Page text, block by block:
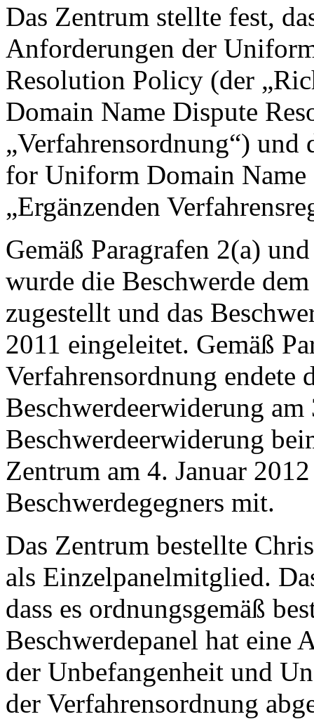
Das Zentrum stellte fest,
Anforderungen der
Resolution Policy (der
Domain Name Dispute
„Verfahrensordnung“)
for Uniform Domain
„Ergänzenden
Gemäß Paragrafen 2(a)
wurde die Beschwerde
zugestellt und das
2011 eingeleitet. Gemäß
Verfahrensordnung endete
Beschwerdeerwiderung
Beschwerdeerwiderung
Zentrum am 4. Januar
Beschwerdegegners mit.
Das Zentrum bestellte
als Einzelpanelmitglied.
dass es ordnungsgemäß
Beschwerdepanel hat eine
der Unbefangenheit und
der Verfahrensordnung